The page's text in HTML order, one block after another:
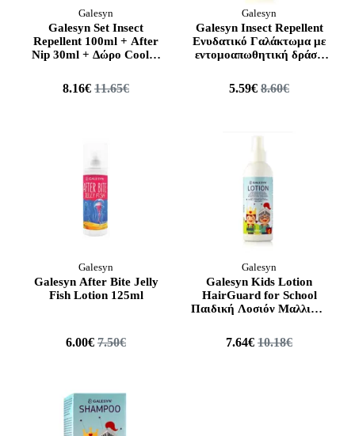
Galesyn
Galesyn Set Insect
Repellent 100ml + After
Nip 30ml + Δώρο Cooler
8.16€ 11.65€
Galesyn
Galesyn Insect Repellent
Ενυδατικό Γαλάκτωμα με
εντομοαπωθητική δράση
5.59€ 8.60€
Galesyn
Galesyn After Bite Jelly
Fish Lotion 125ml
6.00€ 7.50€
Galesyn
Galesyn Kids Lotion
HairGuard for School
Παιδική Λοσιόν Μαλλιών,
7.64€ 10.18€